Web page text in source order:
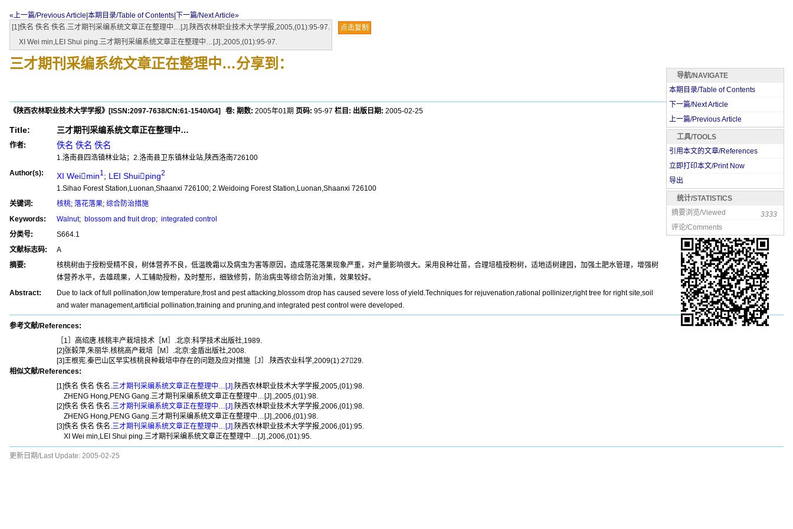
«上一篇/Previous Article 本期目录/Table of Contents
下一篇/Next Article»
[1]佚名 佚名 佚名.三才期刊采编系统文章正在整理中…[J].陕西农林职业技术大学学报,2005,(01):95-97.
XI Wei min,LEI Shui ping.三才期刊采编系统文章正在整理中…[J].,2005,(01):95-97.
点击复制
三才期刊采编系统文章正在整理中…分享到：
《陕西农林职业技术大学学报》 [ISSN:2097-7638/CN:61-1540/G4] 卷: 期数: 2005年01期 页码: 95-97 栏目: 出版日期: 2005-02-25
Title: 三才期刊采编系统文章正在整理中…
作者: 佚名 佚名 佚名
1.洛南县四浩镇林业站；2.洛南县卫东镇林业站,陕西洛南726100
Author(s):
XI Weimin1; LEI Shuiping2
1.Sihao Forest Station,Luonan,Shaanxi 726100; 2.Weidoing Forest Station,Luonan,Shaanxi 726100
关键词:
核桃; 落花落果; 综合防治措施
Keywords:
Walnut; blossom and fruit drop; integrated control
分类号:
S664.1
文献标志码:
A
摘要:
核桃树由于授粉受精不良，树体营养不良，低温晚霜以及病虫为害等原因，造成落花落果现象严重，对产量影响很大。采用良种壮苗，合理培植授粉树，适地适树建园，加强土肥水管理，增强树
体营养水平，去雄疏果，人工辅助授粉，及时整形，细致修剪，防治病虫等综合防治对策，效果较好。
Abstract:
Due to lack of full pollination,low temperature,frost and pest attacking,blossom drop has caused severe loss of yield.Techniques for rejuvenation,rational pollinizer,right tree for right site,soil
and water management,artificial pollination,training and pruning,and integrated pest control were developed.
参考文献/References:
［1］高绍唐.核桃丰产栽培技术［M］.北京:科学技术出版社,1989.
[2]张毅萍,朱丽华.核桃高产栽培［M］.北京:金盾出版社,2008.
[3]王根宪.秦巴山区早实核桃良种栽培中存在的问题及应对措施［J］.陕西农业科学,2009(1):2729.
相似文献/References:
[1]佚名 佚名 佚名. 三才期刊采编系统文章正在整理中…[J]. 陕西农林职业技术大学学报,2005,(01):98.
ZHENG Hong,PENG Gang.三才期刊采编系统文章正在整理中…[J].,2005,(01):98.
[2]佚名 佚名 佚名. 三才期刊采编系统文章正在整理中…[J]. 陕西农林职业技术大学学报,2006,(01):98.
ZHENG Hong,PENG Gang.三才期刊采编系统文章正在整理中…[J].,2006,(01):98.
[3]佚名 佚名 佚名. 三才期刊采编系统文章正在整理中…[J]. 陕西农林职业技术大学学报,2006,(01):95.
XI Wei min,LEI Shui ping.三才期刊采编系统文章正在整理中…[J].,2006,(01):95.
导航/NAVIGATE
本期目录/Table of Contents
下一篇/Next Article
上一篇/Previous Article
工具/TOOLS
引用本文的文章/References
立即打印本文/Print Now
导出
统计/STATISTICS
摘要浏览/Viewed
3333
评论/Comments
更新日期/Last Update: 2005-02-25